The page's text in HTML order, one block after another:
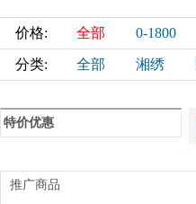
价格: 全部 0-1800
分类: 全部 湘绣
特价优惠
推广商品